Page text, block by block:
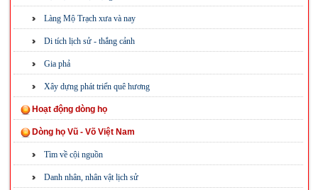
Làng Mộ Trạch xưa và nay
Di tích lịch sử - thắng cảnh
Gia phả
Xây dựng phát triển quê hương
Hoạt động dòng họ
Dòng họ Vũ - Võ Việt Nam
Tìm về cội nguồn
Danh nhân, nhân vật lịch sử